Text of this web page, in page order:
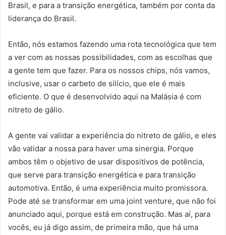
Brasil, e para a transição energética, também por conta da
liderança do Brasil.
Então, nós estamos fazendo uma rota tecnológica que tem
a ver com as nossas possibilidades, com as escolhas que
a gente tem que fazer. Para os nossos chips, nós vamos,
inclusive, usar o carbeto de silício, que ele é mais
eficiente. O que é desenvolvido aqui na Malásia é com
nitreto de gálio.
A gente vai validar a experiência do nitreto de gálio, e eles
vão validar a nossa para haver uma sinergia. Porque
ambos têm o objetivo de usar dispositivos de potência,
que serve para transição energética e para transição
automotiva. Então, é uma experiência muito promissora.
Pode até se transformar em uma joint venture, que não foi
anunciado aqui, porque está em construção. Mas aí, para
vocês, eu já digo assim, de primeira mão, que há uma